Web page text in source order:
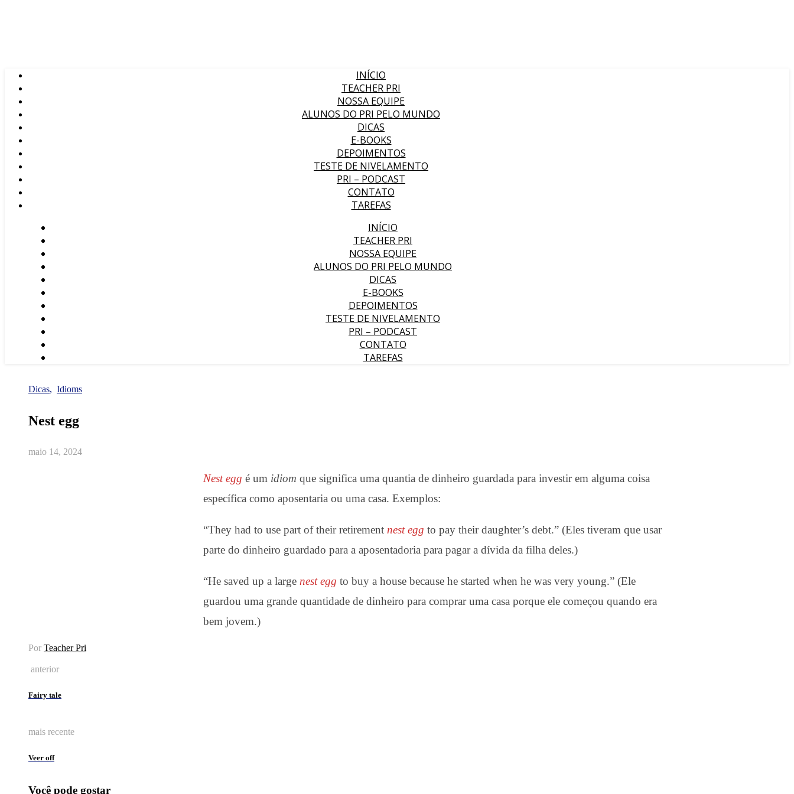
INÍCIO
TEACHER PRI
NOSSA EQUIPE
ALUNOS DO PRI PELO MUNDO
DICAS
E-BOOKS
DEPOIMENTOS
TESTE DE NIVELAMENTO
PRI – PODCAST
CONTATO
TAREFAS
INÍCIO
TEACHER PRI
NOSSA EQUIPE
ALUNOS DO PRI PELO MUNDO
DICAS
E-BOOKS
DEPOIMENTOS
TESTE DE NIVELAMENTO
PRI – PODCAST
CONTATO
TAREFAS
Dicas, Idioms
Nest egg
maio 14, 2024
Nest egg é um idiom que significa uma quantia de dinheiro guardada para investir em alguma coisa
específica como aposentaria ou uma casa. Exemplos:
“They had to use part of their retirement nest egg to pay their daughter’s debt.” (Eles tiveram que usar
parte do dinheiro guardado para a aposentadoria para pagar a dívida da filha deles.)
“He saved up a large nest egg to buy a house because he started when he was very young.” (Ele
guardou uma grande quantidade de dinheiro para comprar uma casa porque ele começou quando era
bem jovem.)
Por Teacher Pri
anterior
Fairy tale
mais recente
Veer off
Você pode gostar